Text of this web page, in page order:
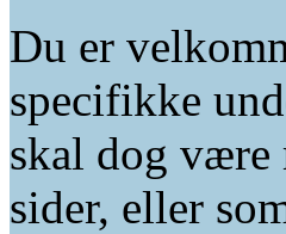
Du er
specifikke
skal dog være
sider, eller